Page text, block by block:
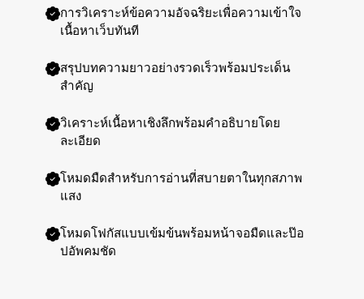
การวิเคราะห์ข้อความอัจฉริยะเพื่อความเข้าใจ
เนื้อหาเว็บทันที
สรุปบทความยาวอย่างรวดเร็วพร้อมประเด็น
สำคัญ
วิเคราะห์เนื้อหาเชิงลึกพร้อมคำอธิบายโดย
ละเอียด
โหมดมืดสำหรับการอ่านที่สบายตาในทุกสภาพ
แสง
โหมดโฟกัสแบบเข้มข้นพร้อมหน้าจอมืดและป๊อ
ปอัพคมชัด